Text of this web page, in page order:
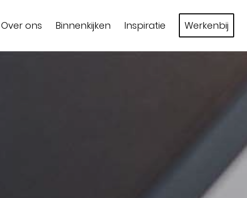
Over ons Binnenkijken Inspiratie Werkenbij